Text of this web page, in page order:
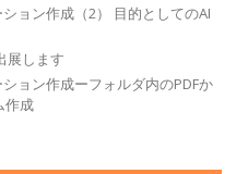
ョン作成（2） 目的としてのAI
展します
ョン作成ーフォルダ内のPDFか
作成